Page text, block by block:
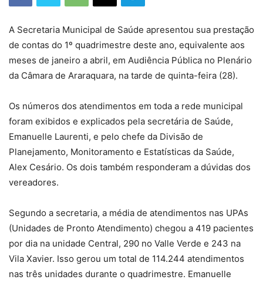
A Secretaria Municipal de Saúde apresentou sua prestação
de contas do 1º quadrimestre deste ano, equivalente aos
meses de janeiro a abril, em Audiência Pública no Plenário
da Câmara de Araraquara, na tarde de quinta-feira (28).
Os números dos atendimentos em toda a rede municipal
foram exibidos e explicados pela secretária de Saúde,
Emanuelle Laurenti, e pelo chefe da Divisão de
Planejamento, Monitoramento e Estatísticas da Saúde,
Alex Cesário. Os dois também responderam a dúvidas dos
vereadores.
Segundo a secretaria, a média de atendimentos nas UPAs
(Unidades de Pronto Atendimento) chegou a 419 pacientes
por dia na unidade Central, 290 no Valle Verde e 243 na
Vila Xavier. Isso gerou um total de 114.244 atendimentos
nas três unidades durante o quadrimestre. Emanuelle